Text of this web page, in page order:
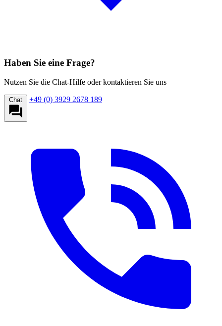
Haben Sie eine Frage?
Nutzen Sie die Chat-Hilfe oder kontaktieren Sie uns
Chat +49 (0) 3929 2678 189